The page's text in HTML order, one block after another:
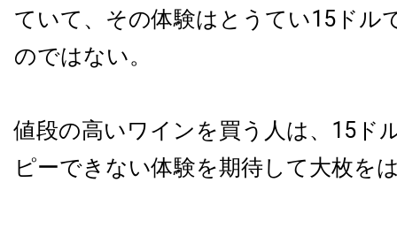
ていて、その体験はとうてい15ドル
のではない。
値段の高いワインを買う人は、15ド
ピーできない体験を期待して大枚を